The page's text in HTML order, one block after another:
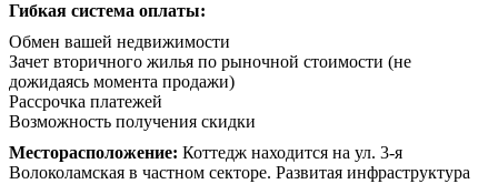
Гибкая система оплаты:
Обмен вашей недвижимости
Зачет вторичного жилья по рыночной стоимости (не
дожидаясь момента продажи)
Рассрочка платежей
Возможность получения скидки
Месторасположение: Коттедж находится на ул. 3-я
Волоколамская в частном секторе. Развитая инфраструктура